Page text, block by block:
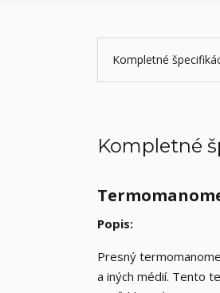
Kompletné
Kompletné
Popis:
Presný
a iných médií. Tento